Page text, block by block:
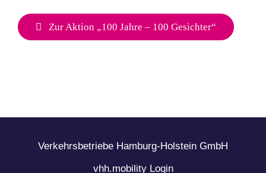
Zur Aktion „100 Jahre – 100 Gesichter“
Verkehrsbetriebe Hamburg-Holstein GmbH
vhh.mobility Login